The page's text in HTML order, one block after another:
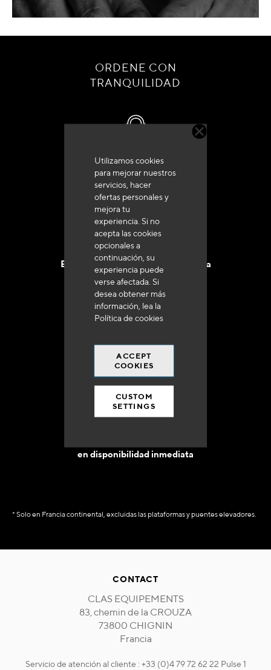
Utilizamos cookies
para mejorar nuestros
servicios, hacer
ofertas personales y
mejora tu
experiencia. Si no
acepta las cookies
opcionales a
continuación, su
experiencia puede
verse afectada. Si
desea obtener más
información, lea la
Política de cookies
ACCEPT
COOKIES
CUSTOM
SETTINGS
ORDENE CON
TRANQUILIDAD
Servicio de atención al cliente
+33 (0)4 79 72 62 22 Pulse 1
Entrega en 48 a 72 horas en Francia
Gastos de envío gratuito
a 250 euros*
en disponibilidad inmediata
* Solo en Francia continental, excluidas las plataformas y puentes elevadores.
CONTACT
CLAS EQUIPEMENTS
83, chemin de la CROUZA
73800 CHIGNIN
Francia
Servicio de atención al cliente : +33 (0)4 79 72 62 22 Pulse 1